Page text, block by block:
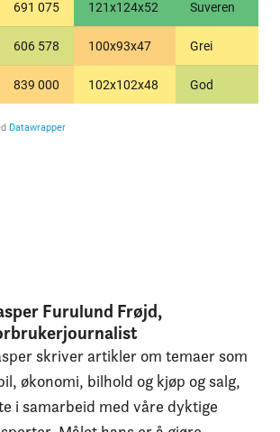
Furulund Frøjd,
skriver artikler om temaer som
økonomi, bilhold og kjøp og salg,
i samarbeid med våre dyktige